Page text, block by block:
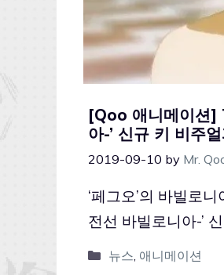
[Qoo 애니메이션]
아-’ 신규 키 비주
2019-09-10 by Mr.
‘페그오’의 바빌로
전선 바빌로니아-’
뉴스, 애니메이션